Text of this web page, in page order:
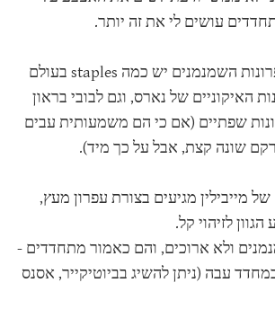
עושים לי את זה יותר.
עם זאת, בגזרתהעפרונות השמנמנים יש כמה staples בעולם
האיקוניים של נארס, וגם לבובי בראון
שפתיים (אם כי הם משמעותית עבים
שונה קצת, אבל על כך מיד).
מייבילין מגיעים בצורת עפרון מעץ,
לזיהוי קל.
ולא ארוכים, והם כאמור מתחדדים -
עבה (ניתן להשיג בביוטיקייר, אסנס